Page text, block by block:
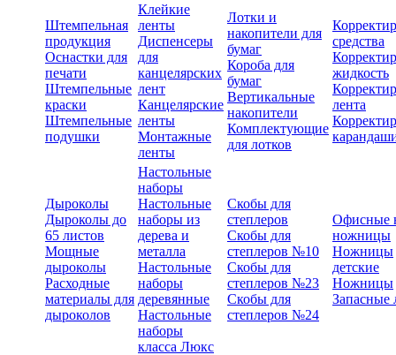
Штемпельная
продукция
Оснастки для
печати
Штемпельные
краски
Штемпельные
подушки
Клейкие
ленты
Диспенсеры
для
канцелярских
лент
Канцелярские
ленты
Монтажные
ленты
Лотки и
накопители для
бумаг
Короба для
бумаг
Вертикальные
накопители
Комплектующие
для лотков
средства
жидкость
лента
Дыроколы
Дыроколы до
65 листов
Мощные
дыроколы
Расходные
материалы для
дыроколов
Настольные
наборы
Настольные
наборы из
дерева и
металла
Настольные
наборы
деревянные
Настольные
наборы
класса Люкс
Скобы для
степлеров
Скобы для
степлеров №10
Скобы для
степлеров №23
Скобы для
степлеров №24
Офисные
ножницы
Ножницы
детские
Ножницы
Запасные